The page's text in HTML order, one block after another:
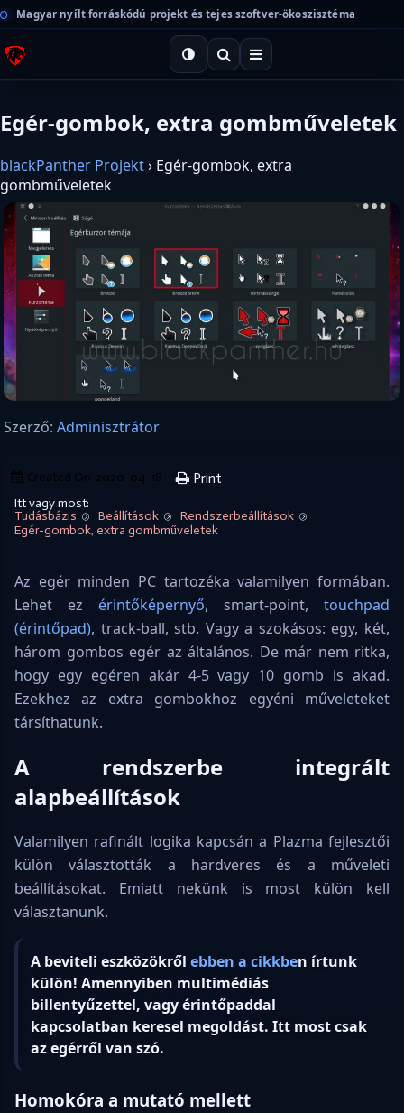
Magyar nyílt forráskódú projekt és tejes szoftver-ökoszisztéma
Egér-gombok, extra gombműveletek
blackPanther Projekt› Egér-gombok, extra
gombműveletek
Szerző: Adminisztrátor
Created On 2020-04-18 Print
Itt vagy most:
Tudásbázis
Beállítások
Rendszerbeállítások
Egér-gombok, extra gombműveletek
Az egér minden PC tartozéka valamilyen formában.
Lehet ez érintőképernyő, smart-point, touchpad
(érintőpad), track-ball, stb. Vagy a szokásos: egy, két,
három gombos egér az általános. De már nem ritka,
hogy egy egéren akár 4-5 vagy 10 gomb is akad.
Ezekhez az extra gombokhoz egyéni műveleteket
társíthatunk.
A rendszerbe integrált
alapbeállítások
Valamilyen rafinált logika kapcsán a Plazma fejlesztői
külön választották a hardveres és a műveleti
beállításokat. Emiatt nekünk is most külön kell
választanunk.
A beviteli eszközökről ebben a cikkben írtunk
külön! Amennyiben multimédiás
billentyűzettel, vagy érintőpaddal
kapcsolatban keresel megoldást. Itt most csak
az egérről van szó.
Homokóra a mutató mellett